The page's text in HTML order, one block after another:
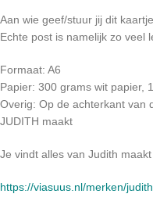
Aan wie geef/stuur jij dit
Echte post is namelijk zo veel
Formaat: A6
Papier: 300 grams wit papier,
Overig: Op de achterkant van
JUDITH maakt
Je vindt alles van Judith
https://viasuus.nl/merken/